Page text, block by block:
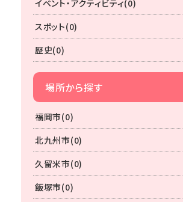
イベント・アクティビティ(0)
スポット(0)
歴史(0)
場所から探す
福岡市(0)
北九州市(0)
久留米市(0)
飯塚市(0)